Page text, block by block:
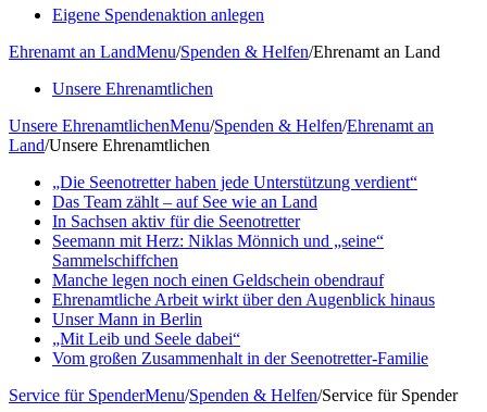
Eigene Spendenaktion anlegen
Ehrenamt an LandMenu/Spenden & Helfen/Ehrenamt an Land
Unsere Ehrenamtlichen
Unsere EhrenamtlichenMenu/Spenden & Helfen/Ehrenamt an
Land/Unsere Ehrenamtlichen
„Die Seenotretter haben jede Unterstützung verdient“
Das Team zählt – auf See wie an Land
In Sachsen aktiv für die Seenotretter
Seemann mit Herz: Niklas Mönnich und „seine“
Sammelschiffchen
Manche legen noch einen Geldschein obendrauf
Ehrenamtliche Arbeit wirkt über den Augenblick hinaus
Unser Mann in Berlin
„Mit Leib und Seele dabei“
Vom großen Zusammenhalt in der Seenotretter-Familie
Service für SpenderMenu/Spenden & Helfen/Service für Spender